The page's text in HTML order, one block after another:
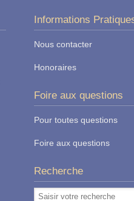
Informations
Nous contacter
Honoraires
Foire aux questions
Pour toutes questions
Foire aux questions
Recherche